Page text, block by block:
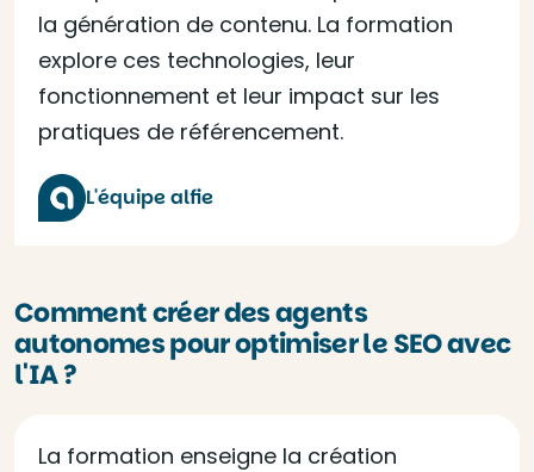
la génération de contenu. La formation
explore ces technologies, leur
fonctionnement et leur impact sur les
pratiques de référencement.
L'équipe alfie
Comment créer des agents
autonomes pour optimiser le SEO avec
l'IA ?
La formation enseigne la création